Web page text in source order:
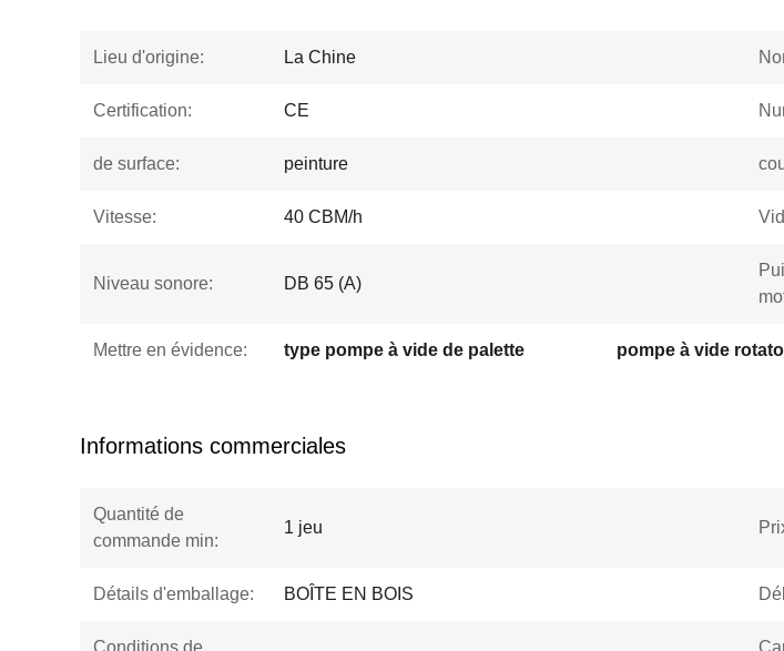
Lieu d'origine: La Chine
Certification: CE
de surface: peinture
Vitesse: 40 CBM/h
Niveau sonore: DB 65 (A)
Mettre en évidence: type pompe à vide de palette pompe à vide
Informations commerciales
Quantité de
commande min:
1 jeu
Détails d'emballage: BOÎTE EN BOIS
Conditions de